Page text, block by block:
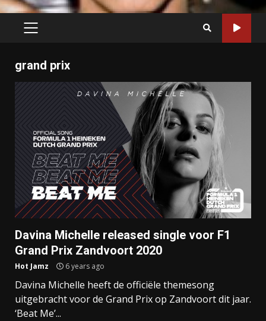
PRIMARY
grand prix
Davina Michelle released single voor F1
Grand Prix Zandvoort 2020
Hot Jamz 6 years ago
Davina Michelle heeft de officiële themesong
uitgebracht voor de Grand Prix op Zandvoort dit jaar.
‘Beat Me’...